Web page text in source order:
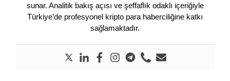
sunar. Analitik bakış açısı ve şeffaflık odaklı içeriğiyle
Türkiye’de profesyonel kripto para haberciliğine katkı
sağlamaktadır.